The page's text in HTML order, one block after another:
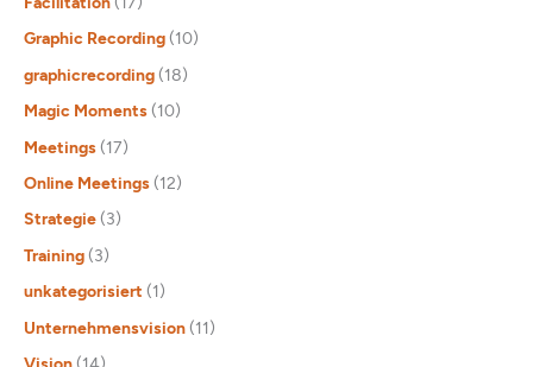
Graphic Recording (10)
graphicrecording (18)
Magic Moments (10)
Meetings (17)
Online Meetings (12)
Strategie (3)
Training (3)
unkategorisiert (1)
Unternehmensvision (11)